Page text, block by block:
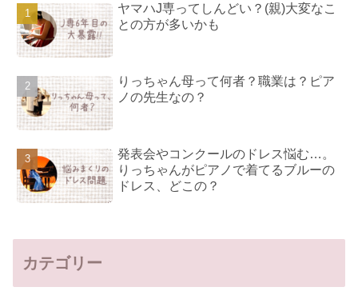
ヤマハJ専ってしんどい？(親)大変なこ
との方が多いかも
りっちゃん母って何者？職業は？ピア
ノの先生なの？
発表会やコンクールのドレス悩む…。
りっちゃんがピアノで着てるブルーの
ドレス、どこの？
カテゴリー